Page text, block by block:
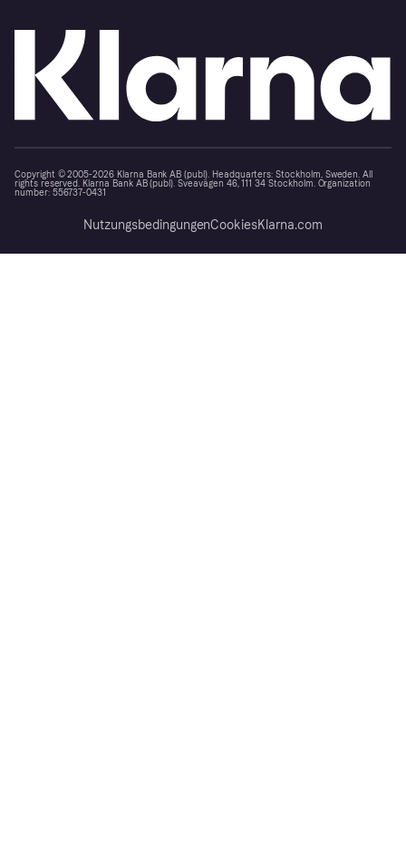
Copyright © 2005-2026 Klarna Bank AB (publ). Headquarters: Stockholm, Sweden. All
rights reserved. Klarna Bank AB (publ). Sveavägen 46, 111 34 Stockholm. Organization
number: 556737-0431
NutzungsbedingungenCookiesKlarna.com